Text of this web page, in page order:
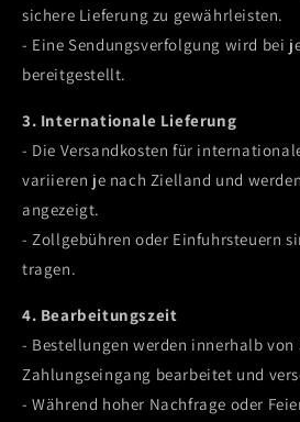
sichere Lieferung zu gewährleisten.
- Eine Sendungsverfolgung wird bei
bereitgestellt.
3. Internationale Lieferung
- Die Versandkosten für
variieren je nach Zielland und
angezeigt.
- Zollgebühren oder Einfuhrsteuern
tragen.
4. Bearbeitungszeit
- Bestellungen werden innerhalb von
Zahlungseingang bearbeitet und
- Während hoher Nachfrage oder